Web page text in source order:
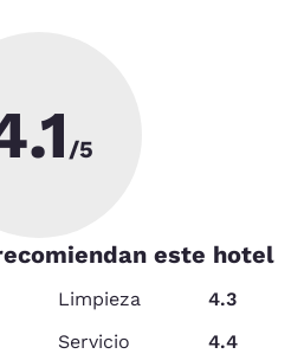
/5
este hotel
Limpieza
4.3
Servicio
4.4